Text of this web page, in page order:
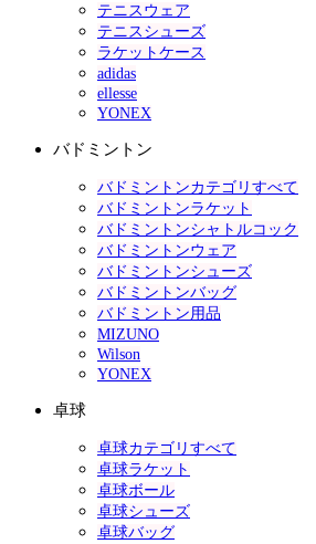
テニスウェア
テニスシューズ
ラケットケース
adidas
ellesse
YONEX
バドミントン
バドミントンカテゴリすべて
バドミントンラケット
バドミントンシャトルコック
バドミントンウェア
バドミントンシューズ
バドミントンバッグ
バドミントン用品
MIZUNO
Wilson
YONEX
卓球
卓球カテゴリすべて
卓球ラケット
卓球ボール
卓球シューズ
卓球バッグ